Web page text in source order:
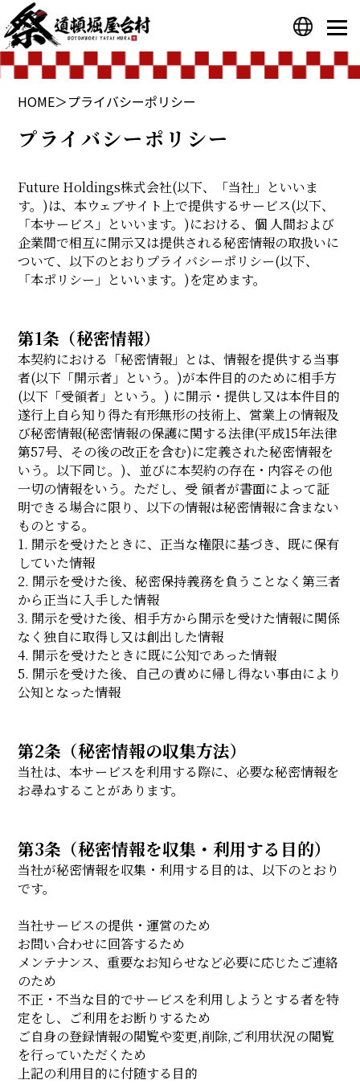
HOME＞プライバシーポリシー
プライバシーポリシー
Future Holdings株式会社(以下、「当社」といいま
す。)は、本ウェブサイト上で提供するサービス(以下、
「本サービス」といいます。)における、個 人間および
企業間で相互に開示又は提供される秘密情報の取扱いに
ついて、以下のとおりプライバシーポリシー(以下、
「本ポリシー」といいます。)を定めます。
第1条（秘密情報）
本契約における「秘密情報」とは、情報を提供する当事
者(以下「開示者」という。)が本件目的のために相手方
(以下「受領者」という。) に開示・提供し又は本件目的
遂行上自ら知り得た有形無形の技術上、営業上の情報及
び秘密情報(秘密情報の保護に関する法律(平成15年法律
第57号、その後の改正を含む)に定義された秘密情報を
いう。以下同じ。)、並びに本契約の存在・内容その他
一切の情報をいう。ただし、受 領者が書面によって証
明できる場合に限り、以下の情報は秘密情報に含まない
ものとする。
1. 開示を受けたときに、正当な権限に基づき、既に保有
していた情報
2. 開示を受けた後、秘密保持義務を負うことなく第三者
から正当に入手した情報
3. 開示を受けた後、相手方から開示を受けた情報に関係
なく独自に取得し又は創出した情報
4. 開示を受けたときに既に公知であった情報
5. 開示を受けた後、自己の責めに帰し得ない事由により
公知となった情報
第2条（秘密情報の収集方法）
当社は、本サービスを利用する際に、必要な秘密情報を
お尋ねすることがあります。
第3条（秘密情報を収集・利用する目的）
当社が秘密情報を収集・利用する目的は、以下のとおり
です。
当社サービスの提供・運営のため
お問い合わせに回答するため
メンテナンス、重要なお知らせなど必要に応じたご連絡
のため
不正・不当な目的でサービスを利用しようとする者を特
定をし、ご利用をお断りするため
ご自身の登録情報の閲覧や変更,削除,ご利用状況の閲覧
を行っていただくため
上記の利用目的に付随する目的